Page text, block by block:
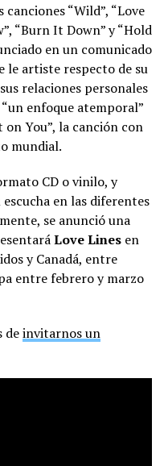
“Wild”, “Love
“Burn It Down” y “Hold
en un comunicado
le artiste respecto de su
relaciones personales
enfoque atemporal”
on You”, la canción con
mundial.
CD o vinilo, y
en las diferentes
se anunció una
Love Lines en
y Canadá, entre
entre febrero y marzo
deinvitarnos un